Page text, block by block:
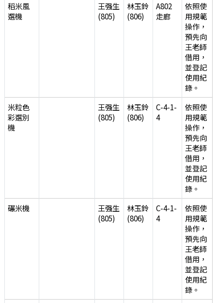
稻米風
選機
王强生
(805)
林玉鈴
(806)
A802
走廊
依照使
用規範
操作，
預先向
王老師
借用，
並登記
使用紀
錄。
米粒色
彩選別
機
王强生
(805)
林玉鈴
(806)
C-4-1-
4
依照使
用規範
操作，
預先向
王老師
借用，
並登記
使用紀
錄。
碾米機
王强生
(805)
林玉鈴
(806)
C-4-1-
4
依照使
用規範
操作，
預先向
王老師
借用，
並登記
使用紀
錄。